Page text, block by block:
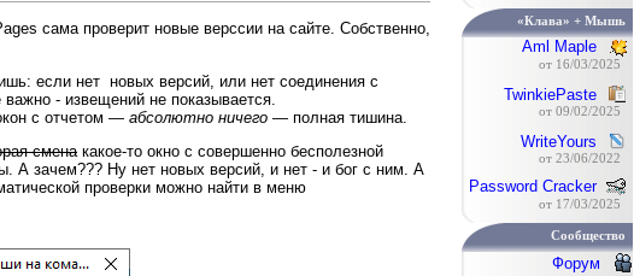
сама проверит новые верссии на сайте. Собственно,
если нет новых версий, или нет соединения с
- извещений не показывается.
с отчетом — абсолютно ничего — полная тишина.
смена какое-то окно с совершенно бесполезной
А зачем??? Ну нет новых версий, и нет - и бог с ним. А
проверки можно найти в меню
«Клава» + Мышь
Aml Maple
от 16/03/2025
TwinkiePaste
от 09/02/2025
WriteYours
от 23/06/2022
Password Cracker
от 17/03/2025
Сообщество
Форум